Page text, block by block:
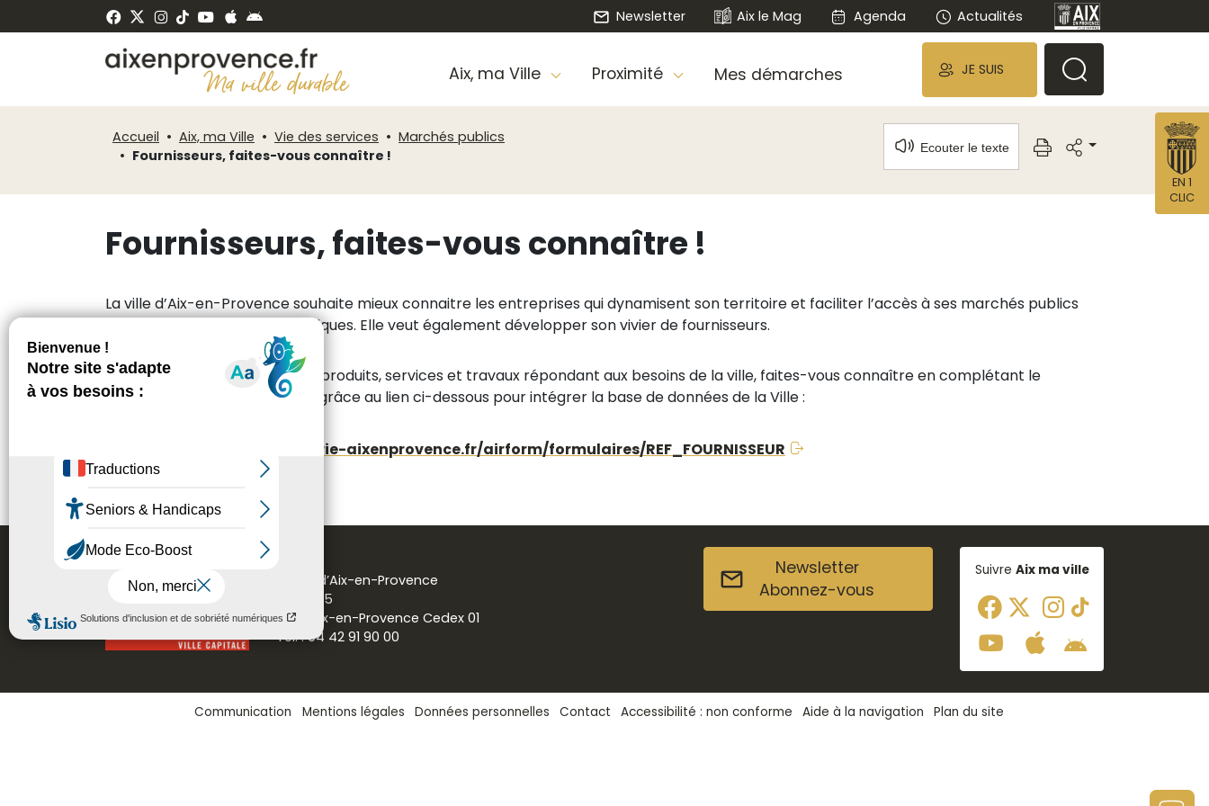
Newsletter Aix le Mag Agenda Actualités
Aix, ma Ville Proximité Mes démarches JE SUIS
Accueil Aix, ma Ville Vie des services
Marchés publics
Fournisseurs, faites-vous connaître !
Ecouter le texte
Fournisseurs, faites-vous connaître !
La ville d’Aix-en-Provence souhaite mieux connaitre les entreprises qui dynamisent son territoire et faciliter l’accès à ses marchés publics
pour tous les acteurs économiques. Elle veut également développer son vivier de fournisseurs.
Votre entreprise propose des produits, services et travaux répondant aux besoins de la ville, faites-vous connaître en complétant le
formulaire de référencement grâce au lien ci-dessous pour intégrer la base de données de la Ville :
https://mesdemarches.mairie-aixenprovence.fr/airform/formulaires/REF_FOURNISSEUR
Mairie d’Aix-en-Provence
CS 30715
13616 Aix-en-Provence Cedex 01
Tél. : 04 42 91 90 00
Newsletter
Abonnez-vous
Suivre Aix ma ville
Communication Mentions légales Données personnelles Contact Accessibilité : non conforme Aide à la navigation Plan du site
EN 1
CLIC
de
Panneau de gestion des cookies